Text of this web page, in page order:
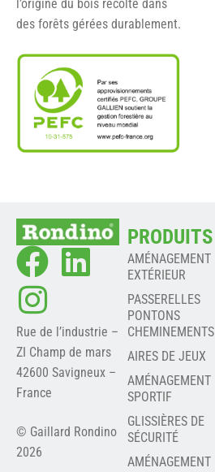
l’origine du bois récolté dans
des forêts gérées durablement.
Rue de l’industrie –
ZI Champ de mars
42600 Savigneux –
France
© Gaillard Rondino
2026
PRODUITS
AMÉNAGEMENT
EXTÉRIEUR
PASSERELLES
PONTONS
CHEMINEMENTS
AIRES DE JEUX
AMÉNAGEMENT
SPORTIF
GLISSIÈRES DE
SÉCURITÉ
AMÉNAGEMENT